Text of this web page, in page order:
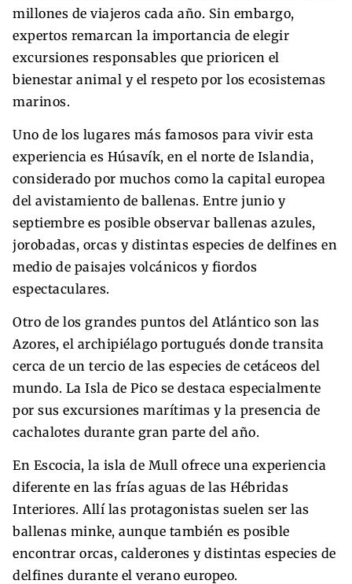
millones de viajeros cada año. Sin embargo,
expertos remarcan la importancia de elegir
excursiones responsables que prioricen el
bienestar animal y el respeto por los ecosistemas
marinos.
Uno de los lugares más famosos para vivir esta
experiencia es Húsavík, en el norte de Islandia,
considerado por muchos como la capital europea
del avistamiento de ballenas. Entre junio y
septiembre es posible observar ballenas azules,
jorobadas, orcas y distintas especies de delfines en
medio de paisajes volcánicos y fiordos
espectaculares.
Otro de los grandes puntos del Atlántico son las
Azores, el archipiélago portugués donde transita
cerca de un tercio de las especies de cetáceos del
mundo. La Isla de Pico se destaca especialmente
por sus excursiones marítimas y la presencia de
cachalotes durante gran parte del año.
En Escocia, la isla de Mull ofrece una experiencia
diferente en las frías aguas de las Hébridas
Interiores. Allí las protagonistas suelen ser las
ballenas minke, aunque también es posible
encontrar orcas, calderones y distintas especies de
delfines durante el verano europeo.